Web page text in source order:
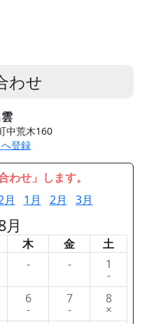
わせ
中荒木160
登録
わせ」します。
月 1月 2月 3月
月
木 金
土
- - 1
-
6
-
7
-
8
×